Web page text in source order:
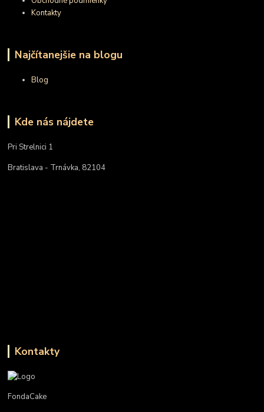
Kontakty
Najčítanejšie na blogu
Blog
Kde nás nájdete
Pri Strelnici 1
Bratislava - Trnávka, 82104
Kontakty
FondaCake